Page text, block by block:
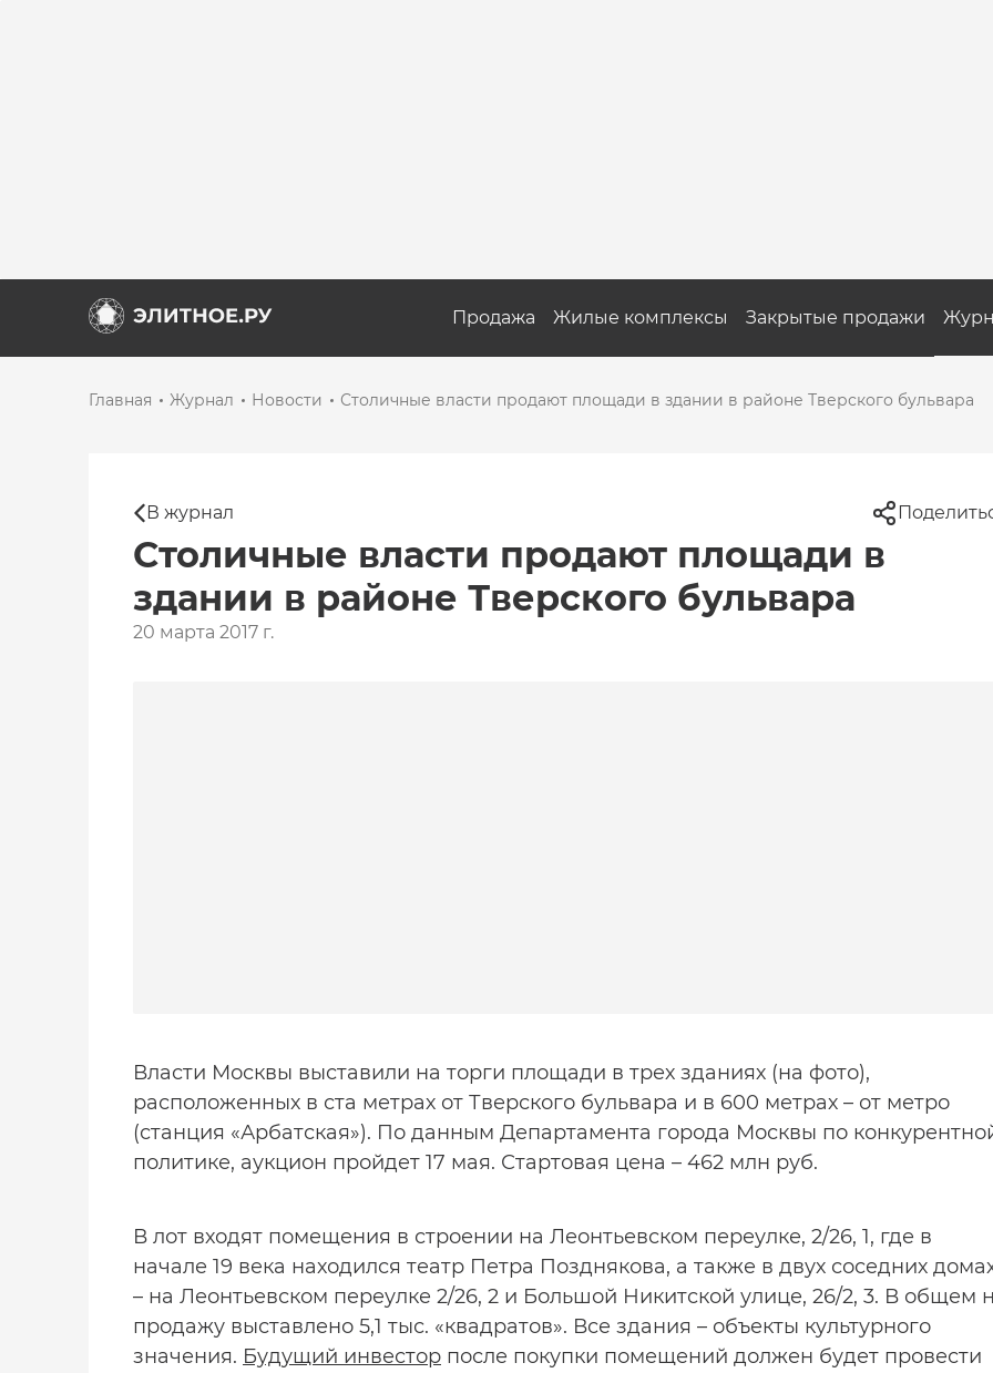
Продажа Жилые комплексы Закрытые продажи
Главная Журнал Новости Столичные власти продают площади в здании в районе Тверского бульвара
В журнал
Столичные власти продают площади в
здании в районе Тверского бульвара
20 марта 2017 г.
Власти Москвы выставили на торги площади в трех зданиях (на фото),
расположенных в ста метрах от Тверского бульвара и в 600 метрах – от метро
(станция «Арбатская»). По данным Департамента города Москвы по
политике, аукцион пройдет 17 мая. Стартовая цена – 462 млн руб.
В лот входят помещения в строении на Леонтьевском переулке, 2/26, 1, где в
начале 19 века находился театр Петра Позднякова, а также в двух соседних
– на Леонтьевском переулке 2/26, 2 и Большой Никитской улице, 26/2, 3. В общем
продажу выставлено 5,1 тыс. «квадратов». Все здания – объекты культурного
значения. Будущий инвестор после покупки помещений должен будет провести